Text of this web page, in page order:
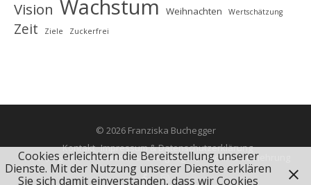
Vision Wachstum Weihnachten Wertschätzung
Zeit Ziele Zuckerfrei
© 2026 Franziska Buchegger
Kontakt Impressum & Datenschutzerklärung
AGB (Allgemeine Geschäftsbedingungen) Widerrufsbelehrung
Cookies erleichtern die Bereitstellung unserer
Dienste. Mit der Nutzung unserer Dienste erklären
Sie sich damit einverstanden, dass wir Cookies